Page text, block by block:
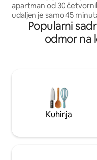
apartman od 30
udaljen je samo 45
luke Clark, 15 minuta od
od bescarinskog dućana
Free, a izlazi na terasu s
ljubimce •Wi-Fi •roštilj •
otvorenom •viseća
kuhinja •Ograđeno
24 • Klima-uređaj
2 gosta *bez naknada
Popularni
odmor na
Kuhinja